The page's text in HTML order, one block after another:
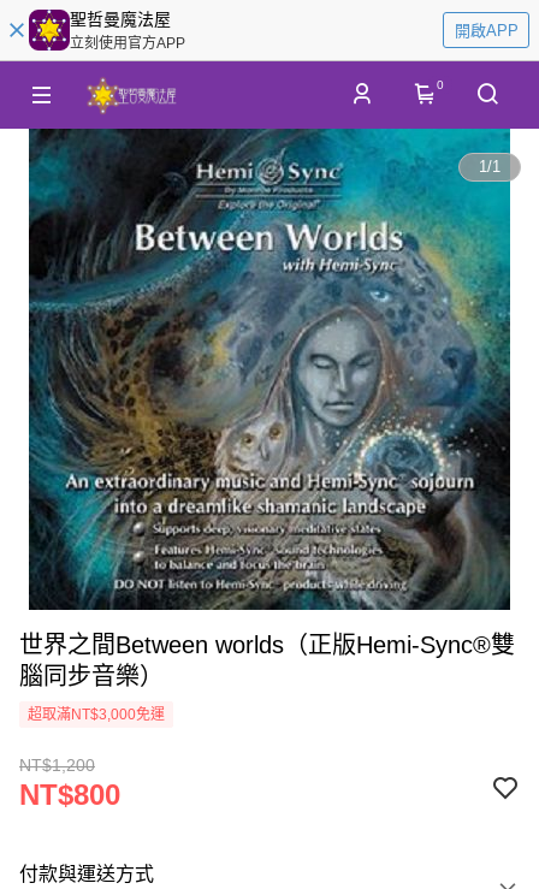
聖哲曼魔法屋
立刻使用官方APP
開啟APP
0
1/1
世界之間Between worlds（正版Hemi-Sync®雙
腦同步音樂）
超取滿NT$3,000免運
NT$1,200
NT$800
付款與運送方式